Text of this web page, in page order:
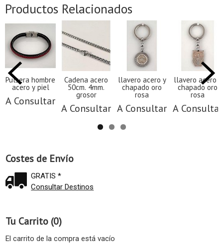
Costes de Envío
GRATIS *
Consultar Destinos
Tu Carrito (0)
El carrito de la compra está vacío
Productos Relacionados
Pulsera hombre
acero y piel
A Consultar
Cadena acero
50cm. 4mm.
grosor
A Consultar
llavero acero y
chapado oro
rosa
A Consultar
llavero acero y
chapado oro
rosa
A Consultar